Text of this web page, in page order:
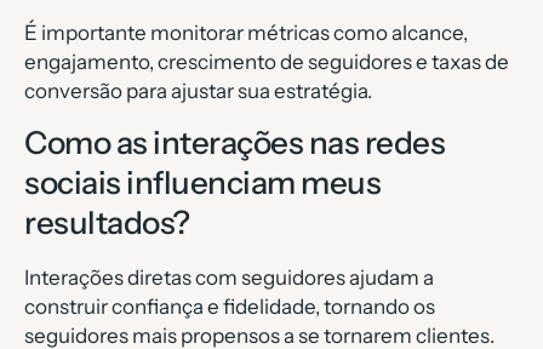
É importante monitorar métricas como alcance,
engajamento, crescimento de seguidores e taxas de
conversão para ajustar sua estratégia.
Como as interações nas redes
sociais influenciam meus
resultados?
Interações diretas com seguidores ajudam a
construir confiança e fidelidade, tornando os
seguidores mais propensos a se tornarem clientes.